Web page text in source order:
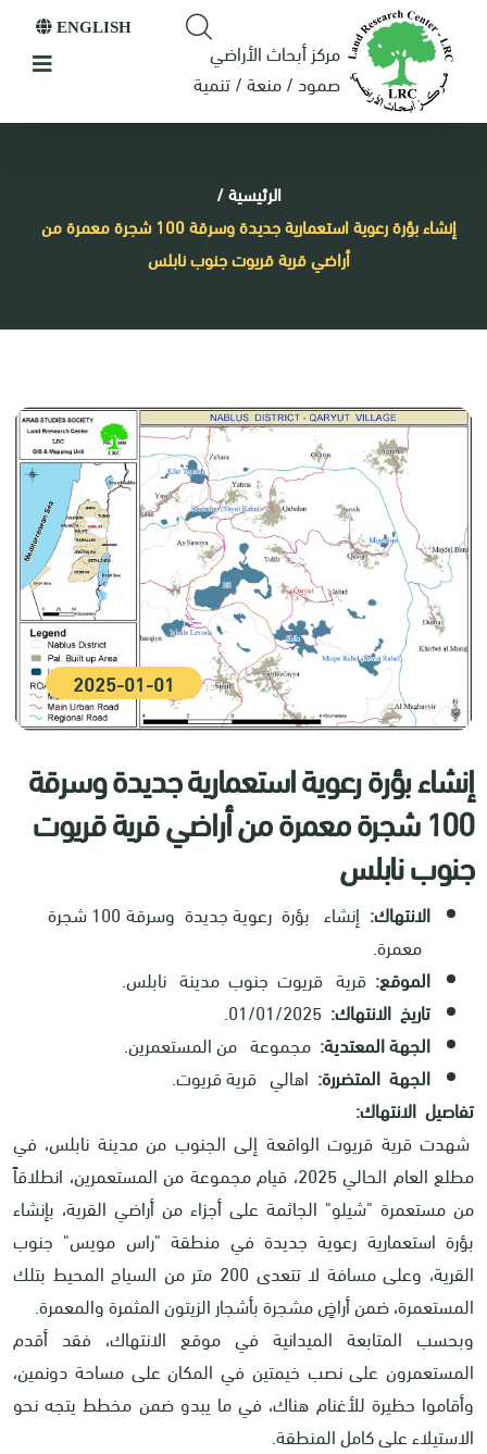
مركز أبحاث الأراضي
صمود / منعة / تنمية
ENGLISH
الرئيسية/
إنشاء بؤرة رعوية استعمارية جديدة وسرقة 100 شجرة معمرة من
أراضي قرية قريوت جنوب نابلس
2025-01-01
إنشاء بؤرة رعوية استعمارية جديدة وسرقة
100 شجرة معمرة من أراضي قرية قريوت
جنوب نابلس
الانتهاك:
إنشاء بؤرة رعوية جديدة وسرقة 100 شجرة
معمرة.
الموقع: قرية قريوت جنوب مدينة نابلس.
تاريخ الانتهاك:
الجهة المعتدية: مجموعة من المستعمرين.
الجهة المتضررة: اهالي قرية قريوت.
تفاصيل الانتهاك:
شهدت قرية قريوت الواقعة إلى الجنوب من مدينة نابلس، في
مطلع العام الحالي 2025، قيام مجموعة من المستعمرين، انطلاقاً
من مستعمرة "شيلو" الجاثمة على أجزاء من أراضي القرية، بإنشاء
بؤرة استعمارية رعوية جديدة في منطقة "راس مويس" جنوب
القرية، وعلى مسافة لا تتعدى 200 متر من السياج المحيط بتلك
المستعمرة، ضمن أراضٍ مشجرة بأشجار الزيتون المثمرة والمعمرة.
وبحسب المتابعة الميدانية في موقع الانتهاك، فقد أقدم
المستعمرون على نصب خيمتين في المكان على مساحة دونمين،
وأقاموا حظيرة للأغنام هناك، في ما يبدو ضمن مخطط يتجه نحو
الاستيلاء على كامل المنطقة.